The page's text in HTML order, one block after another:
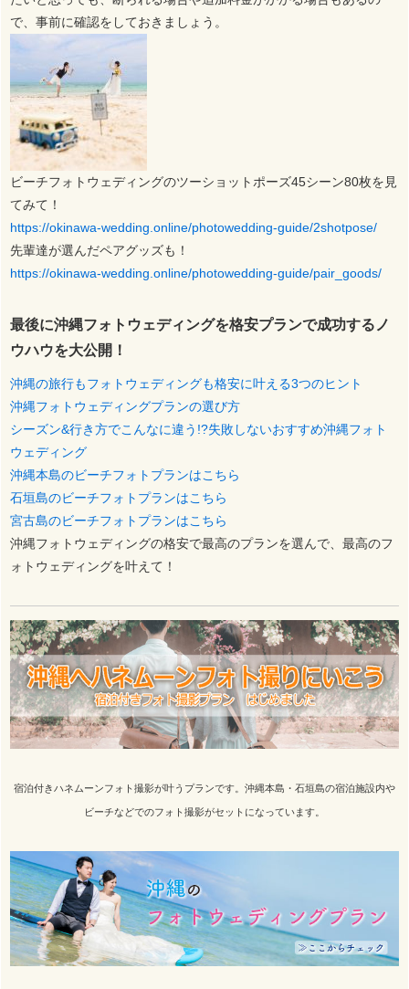
で、事前に確認をしておきましょう。
ビーチフォトウェディングのツーショットポーズ45シーン80枚を見
てみて！
https://okinawa-wedding.online/photowedding-guide/2shotpose/
先輩達が選んだペアグッズも！
https://okinawa-wedding.online/photowedding-guide/pair_goods/
最後に沖縄フォトウェディングを格安プランで成功するノ
ウハウを大公開！
沖縄の旅行もフォトウェディングも格安に叶える3つのヒント
沖縄フォトウェディングプランの選び方
シーズン&行き方でこんなに違う!?失敗しないおすすめ沖縄フォト
ウェディング
沖縄本島のビーチフォトプランはこちら
石垣島のビーチフォトプランはこちら
宮古島のビーチフォトプランはこちら
沖縄フォトウェディングの格安で最高のプランを選んで、最高のフ
ォトウェディングを叶えて！
宿泊付きハネムーンフォト撮影が叶うプランです。沖縄本島・石垣島の宿泊施設内や
ビーチなどでのフォト撮影がセットになっています。